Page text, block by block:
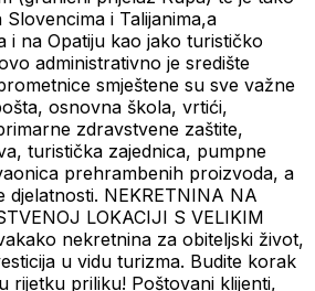
i Talijanima,a
i na Opatiju kao jako turističko
administrativno je središte
smještene su sve važne
osnovna škola, vrtići,
zdravstvene zaštite,
turistička zajednica, pumpne
prehrambenih proizvoda, a
NEKRETNINA NA
LOKACIJI S VELIKIM
nekretnina za obiteljski život,
u vidu turizma. Budite korak
rijetku priliku! Poštovani klijenti,